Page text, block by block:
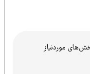
موردنیاز